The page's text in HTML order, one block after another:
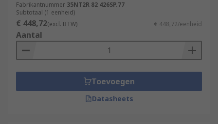
Fabrikantnummer 35NT2R 82 426SP.77
Subtotaal (1 eenheid)
€ 448,72(excl. BTW) € 448,72/eenheid
Aantal
Toevoegen
Datasheets